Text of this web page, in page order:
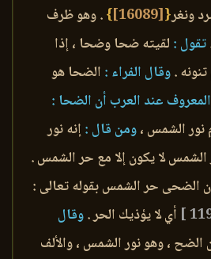
ونغر{
[16089]
}. وهو ظرف
تقول : لقيته ضحا وضحا ، إذا
.وقال الفراء : الضحا هو
عند العرب أن الضحا :
نور الشمس ،ومن قال :إنه نور
لا يكون إلا مع حر الشمس .
الضحى حر الشمس بقوله تعالى :
أي لا يؤذيك الحر .وقال
، وهو نور الشمس ، والألف